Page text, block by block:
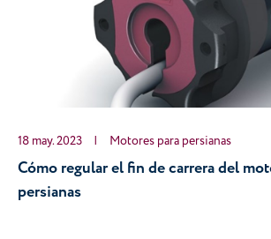
18 may. 2023 | Motores para persianas
Cómo regular el fin de carrera del
persianas